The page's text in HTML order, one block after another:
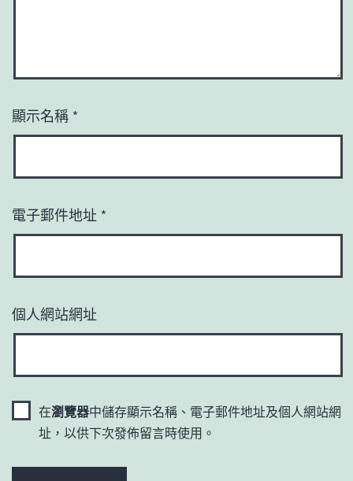
顯示名稱 *
電子郵件地址 *
個人網站網址
在瀏覽器中儲存顯示名稱、電子郵件地址及個人網站網
址，以供下次發佈留言時使用。